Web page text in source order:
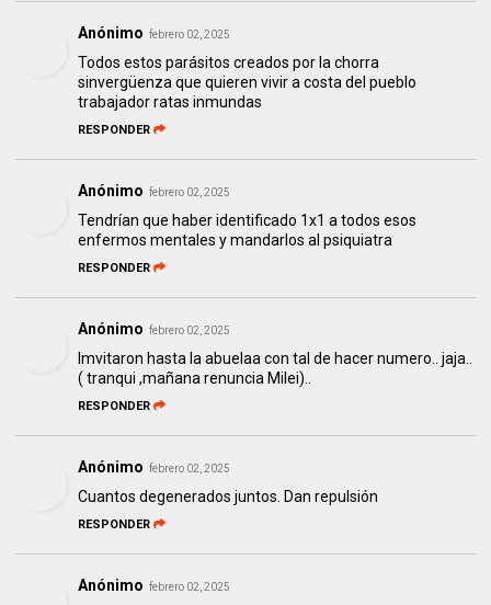
Anónimo febrero 02, 2025
Todos estos parásitos creados por la chorra
sinvergüenza que quieren vivir a costa del pueblo
trabajador ratas inmundas
RESPONDER
Anónimo febrero 02, 2025
Tendrían que haber identificado 1x1 a todos esos
enfermos mentales y mandarlos al psiquiatra
RESPONDER
Anónimo febrero 02, 2025
Imvitaron hasta la abuelaa con tal de hacer numero.. jaja..
( tranqui ,mañana renuncia Milei)..
RESPONDER
Anónimo febrero 02, 2025
Cuantos degenerados juntos. Dan repulsión
RESPONDER
Anónimo febrero 02, 2025